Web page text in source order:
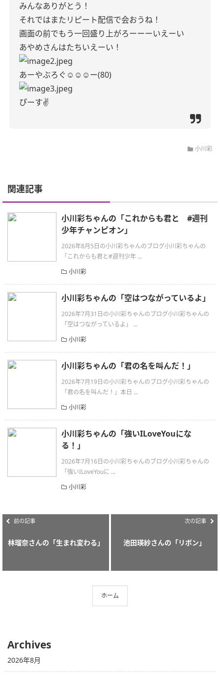
みんなありがとう！
それではまたリピート配信で会おうね！
画面の前でもう一回盛り上がろーーーいえーい
あやめさんはたちいえーい！
あーやぶろぐ☺︎☺︎☺︎ー(80)
ぴーす✌️
小川彩
関連記事
小川彩ちゃんの「これからも君と #週刊
少年チャンピオン」
2026年8月5日の小川彩ちゃんのブログ小川彩ちゃんの
「これからも君と#週刊少年 ...
小川彩
小川彩ちゃんの「空はつながっているよ」
2026年7月31日の小川彩ちゃんのブログ小川彩ちゃんの
「空はつながっているよ」 ...
小川彩
小川彩ちゃんの「君の名を叫んだ！」
2026年7月19日の小川彩ちゃんのブログ小川彩ちゃんの
「君の名を叫んだ！」本日 ...
小川彩
小川彩ちゃんの「強いILoveYouにな
る！」
2026年7月16日の小川彩ちゃんのブログ小川彩ちゃんの
「強いILoveYouに ...
小川彩
前の記事
林瑠奈さんの「生まれ変わる」
次の記事
池田瑛紗さんの「リボン」
ホーム
Archives
2026年8月